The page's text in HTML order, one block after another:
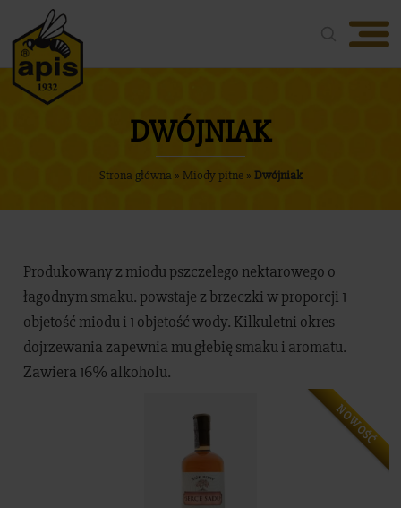
Oferta
Nasze produkty
Nagrody
Media
Kontakt
DWÓJNIAK
Strona główna» Miody pitne» Dwójniak
Produkowany z miodu pszczelego nektarowego o
łagodnym smaku. powstaje z brzeczki w proporcji 1
objetość miodu i 1 objetość wody. Kilkuletni okres
dojrzewania zapewnia mu głebię smaku i aromatu.
Zawiera 16% alkoholu.
NOWOŚĆ